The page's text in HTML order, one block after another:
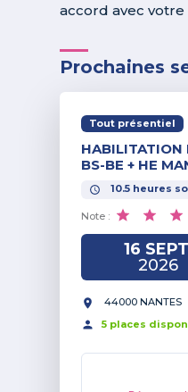
accord avec
Prochaines
Tout présentiel
HABILITATION
BS-BE + HE
10.5 heures
Note :
16
2026
44000 NANTES
5 places